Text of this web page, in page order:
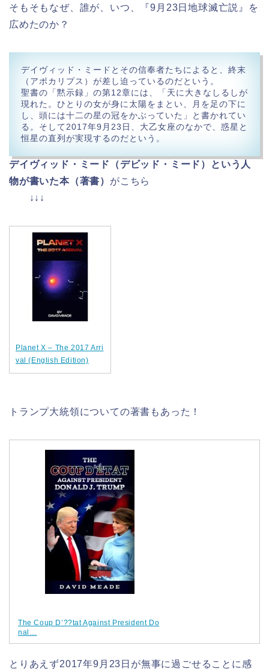
そもそもなぜ、誰が、いつ、『9月23日地球滅亡説』を
広めたのか？
デイヴィッド・ミードとその信奉者たちによると、終末
（アポカリプス）が差し迫っているのだという。
聖書の「黙示録」の第12章には、「天に大きなしるしが
現れた。ひとりの女が身に太陽をまとい、月を足の下に
し、頭には十二の星の冠をかぶっていた」と書かれてい
る。そして2017年9月23日、大乙女座のなかで、惑星と
恒星の直列が実現するのだという。
デイヴィッド・ミード（デビッド・ミード）という人
物が書いた本（著書） がこちら
↓↓↓
Planet X – The 2017 Arri
val (English Edition)
トランプ大統領についての著書もあった！
The Coup D’??tat Against President Do
nal…
とりあえず2017年9月23日が無事に過ごせることに感